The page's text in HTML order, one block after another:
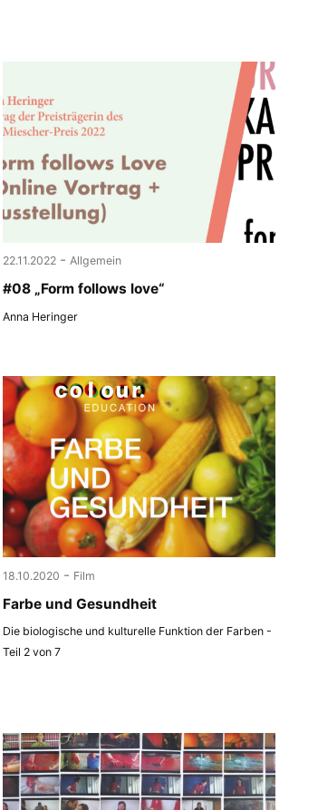
22.11.2022 - Allgemein
#08 „Form follows love“
Anna Heringer
18.10.2020 - Film
Farbe und Gesundheit
Die biologische und kulturelle Funktion der Farben -
Teil 2 von 7